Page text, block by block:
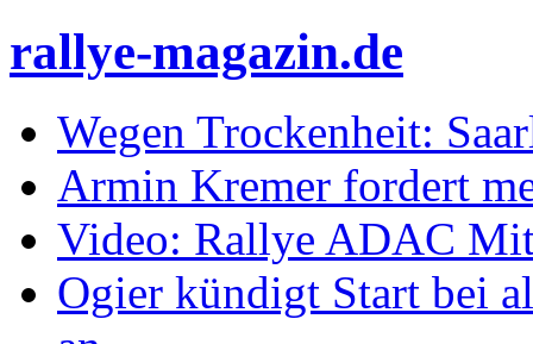
rallye-magazin.de
Wegen Trockenheit:
Armin Kremer fordert
Video: Rallye ADAC
Ogier kündigt Start bei